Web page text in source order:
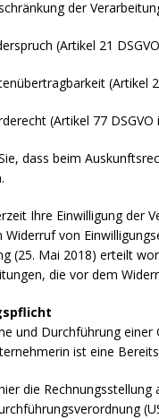
der
(Artikel 21
(Artikel
(Artikel 77
dass beim
Ihre Einwilligung der
Widerruf von
(25. Mai 2018) erteilt
die vor dem
und Durchführung
ist eine
die